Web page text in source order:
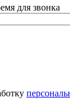
для звонка